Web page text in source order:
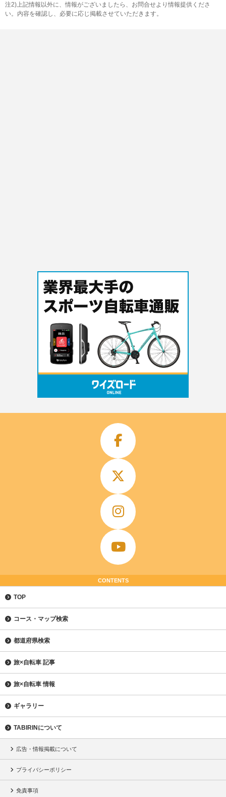
注2)上記情報以外に、情報がございましたら、お問合せより情報提供くださ
い。内容を確認し、必要に応じ掲載させていただきます。
CONTENTS
TOP
コース・マップ検索
都道府県検索
旅×自転車 記事
旅×自転車 情報
ギャラリー
TABIRINについて
広告・情報掲載について
プライバシーポリシー
免責事項